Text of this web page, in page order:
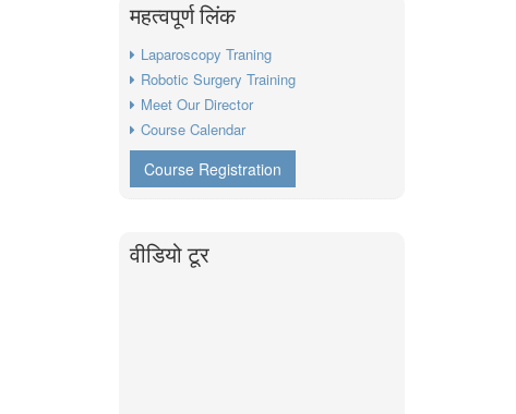
महत्वपूर्ण लिंक
Laparoscopy Traning
Robotic Surgery Training
Meet Our Director
Course Calendar
Course Registration
वीडियो टूर